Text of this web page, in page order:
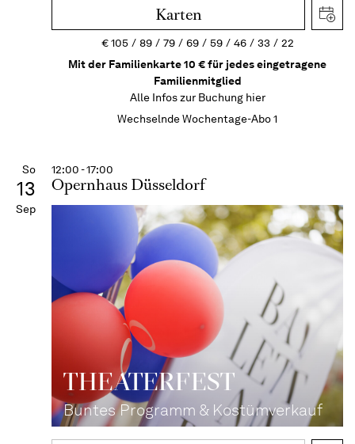
Karten
€105 89 79 69 59 46 33
22
Mit der Familienkarte 10 € für jedes eingetragene
Familienmitglied
Alle Infos zur Buchung hier
Wechselnde Wochentage-Abo 1
So
13
Sep
12:00 - 17:00
Opernhaus Düsseldorf
THEATER­FEST
Buntes Programm & Kostümverkauf